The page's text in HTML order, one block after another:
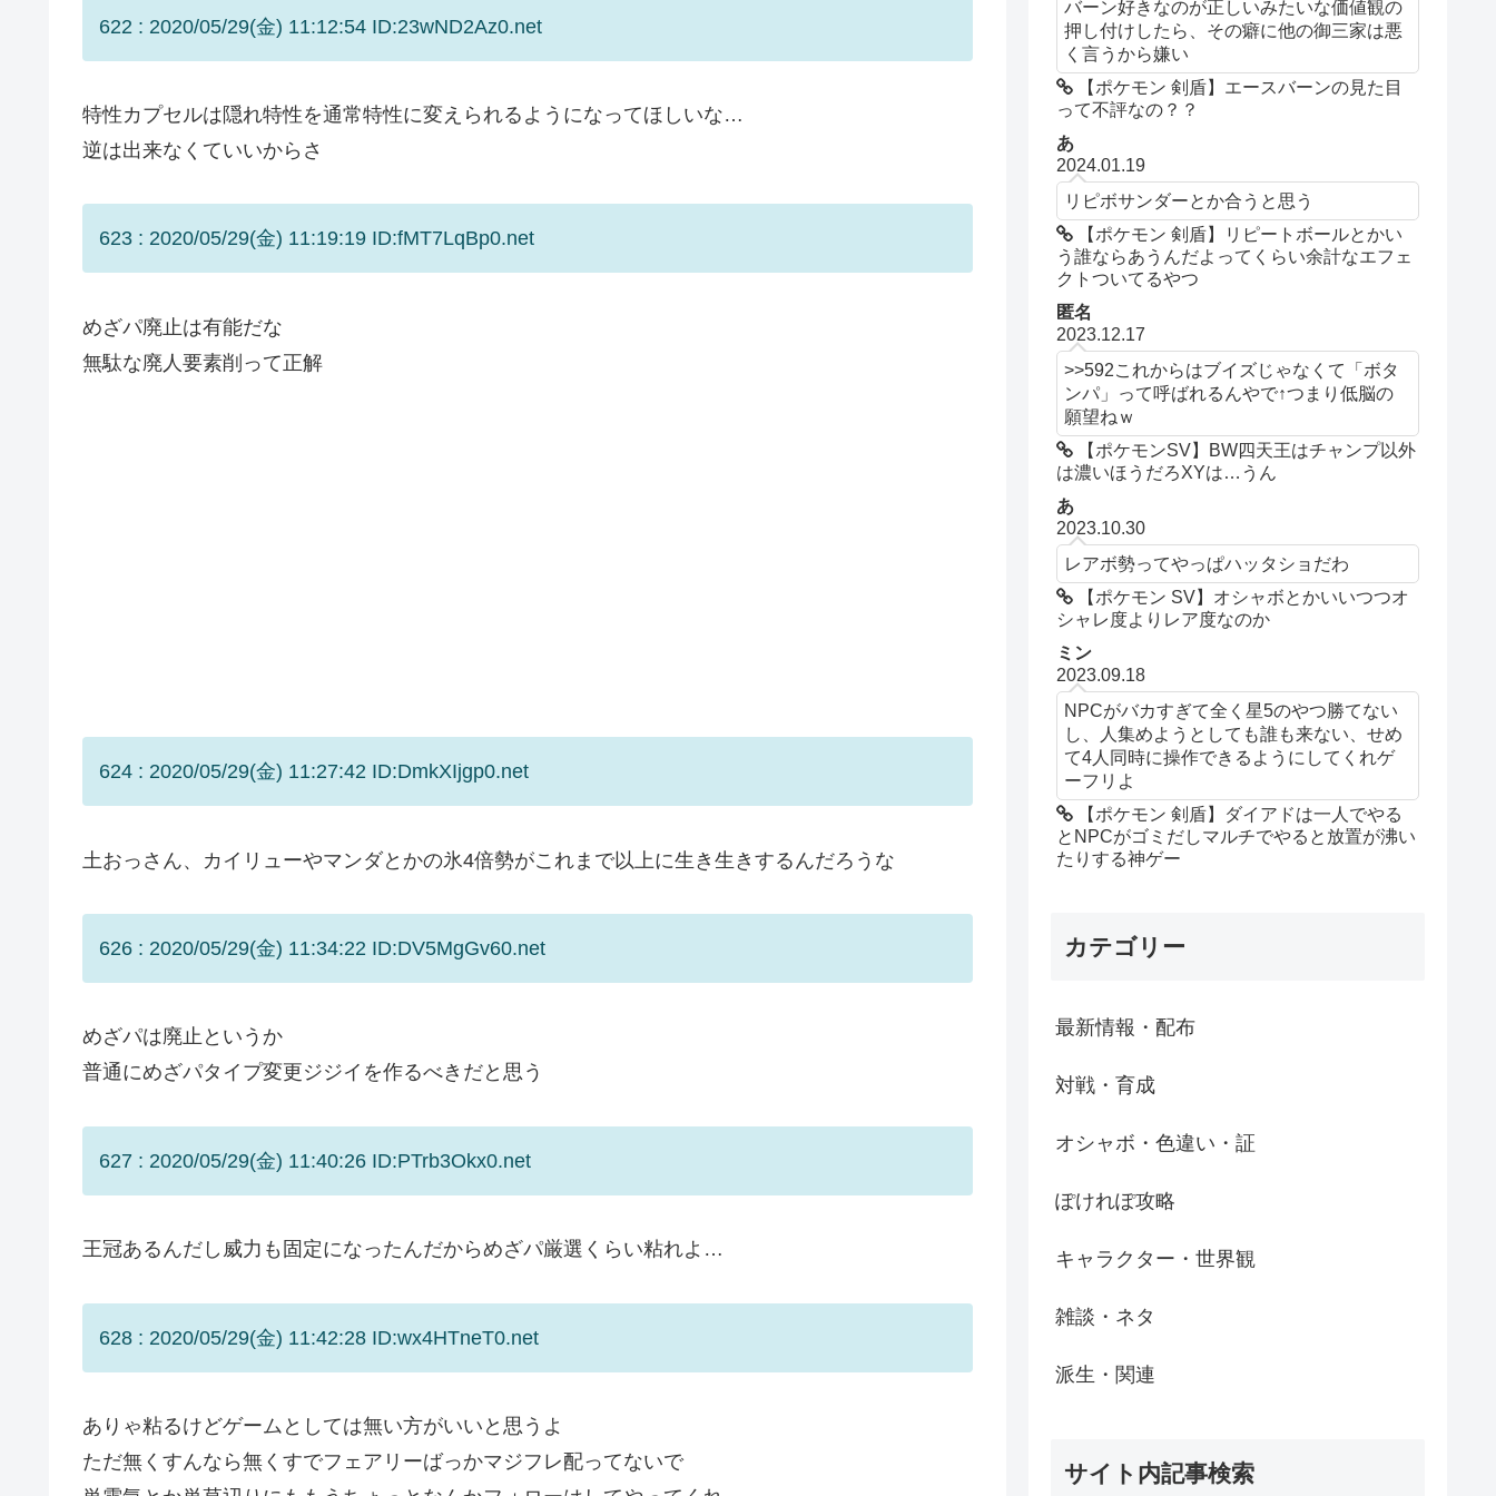
622 : 2020/05/29(金) 11:12:54 ID:23wND2Az0.net
特性カプセルは隠れ特性を通常特性に変えられるようになってほしいな…
逆は出来なくていいからさ
623 : 2020/05/29(金) 11:19:19 ID:fMT7LqBp0.net
めざパ廃止は有能だな
無駄な廃人要素削って正解
624 : 2020/05/29(金) 11:27:42 ID:DmkXIjgp0.net
土おっさん、カイリューやマンダとかの氷4倍勢がこれまで以上に生き生きするんだろうな
626 : 2020/05/29(金) 11:34:22 ID:DV5MgGv60.net
めざパは廃止というか
普通にめざパタイプ変更ジジイを作るべきだと思う
627 : 2020/05/29(金) 11:40:26 ID:PTrb3Okx0.net
王冠あるんだし威力も固定になったんだからめざパ厳選くらい粘れよ…
628 : 2020/05/29(金) 11:42:28 ID:wx4HTneT0.net
ありゃ粘るけどゲームとしては無い方がいいと思うよ
ただ無くすんなら無くすでフェアリーばっかマジフレ配ってないで
バーン好きなのが正しいみたいな価値観の
押し付けしたら、その癖に他の御三家は悪
く言うから嫌い
【ポケモン 剣盾】エースバーンの見た目
って不評なの？？
あ
2024.01.19
リピボサンダーとか合うと思う
【ポケモン 剣盾】リピートボールとかい
う誰ならあうんだよってくらい余計なエフェ
クトついてるやつ
匿名
2023.12.17
>>592これからはブイズじゃなくて「ボタ
ンパ」って呼ばれるんやで↑つまり低脳の
願望ねｗ
【ポケモンSV】BW四天王はチャンプ以外
は濃いほうだろXYは…うん
あ
2023.10.30
レアボ勢ってやっぱハッタショだわ
【ポケモン SV】オシャボとかいいつつオ
シャレ度よりレア度なのか
ミン
2023.09.18
NPCがバカすぎて全く星5のやつ勝てない
し、人集めようとしても誰も来ない、せめ
て4人同時に操作できるようにしてくれゲ
ーフリよ
【ポケモン 剣盾】ダイアドは一人でやる
とNPCがゴミだしマルチでやると放置が沸い
たりする神ゲー
カテゴリー
最新情報・配布
対戦・育成
オシャボ・色違い・証
ぽけれぽ攻略
キャラクター・世界観
雑談・ネタ
派生・関連
サイト内記事検索